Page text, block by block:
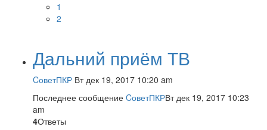
1
2
Дальний приём ТВ
CоветПКР Вт дек 19, 2017 10:20 am
Последнее сообщение CоветПКРВт дек 19, 2017 10:23
am
4Ответы